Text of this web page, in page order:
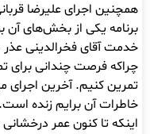
همچنین اجرای علیرضا
برنامه یکی از بخش‌های آن
خدمت آقای فخرالدینی عذر
چراکه فرصت چندانی برای
خاطرات آن برایم زنده است.
اینکه تا کنون عمر